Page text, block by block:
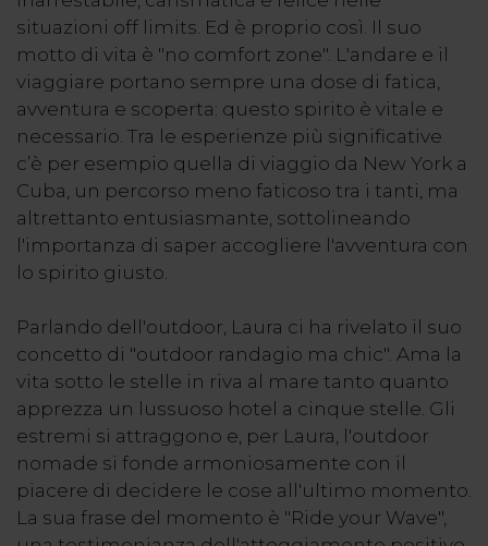
situazioni off limits. Ed è proprio così. Il suo
motto di vita è "no comfort zone". L'andare e il
viaggiare portano sempre una dose di fatica,
avventura e scoperta: questo spirito è vitale e
necessario. Tra le esperienze più significative
c’è per esempio quella di viaggio da New York a
Cuba, un percorso meno faticoso tra i tanti, ma
altrettanto entusiasmante, sottolineando
l'importanza di saper accogliere l'avventura con
lo spirito giusto.
Parlando dell'outdoor, Laura ci ha rivelato il suo
concetto di "outdoor randagio ma chic". Ama la
vita sotto le stelle in riva al mare tanto quanto
apprezza un lussuoso hotel a cinque stelle. Gli
estremi si attraggono e, per Laura, l'outdoor
nomade si fonde armoniosamente con il
piacere di decidere le cose all'ultimo momento.
La sua frase del momento è "Ride your Wave",